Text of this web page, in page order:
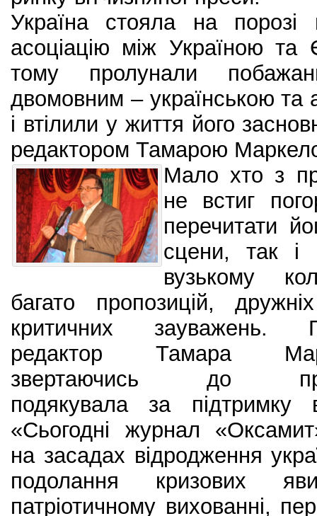
Україна стояла на порозі
асоціацію між Україною
тому пролунали
двомовним – українською та
і втілили у життя його
редактором Тамарою
Мало хто з
не встиг
перечитати
сцени, так і
вузькому
багато пропозицій,
критичних зауважень.
редактор Тамара
звертаючись до
подякувала за підтримку
«Сьогодні журнал
на засадах відродження
подолання кризових
патріотичному вихованні,